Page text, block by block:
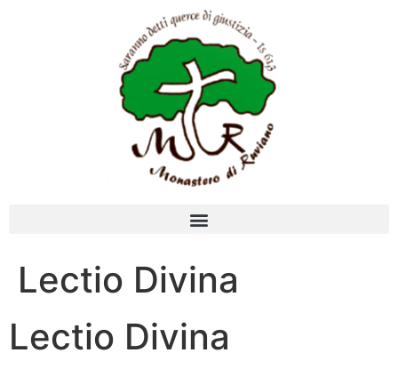
Lectio Divina
Lectio Divina